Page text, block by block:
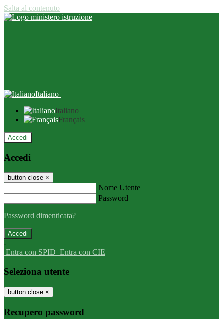
Salta al contenuto
Italiano
Italiano
Français
Accedi
Accedi
button close ×
Nome Utente
Password
Password dimenticata?
-
Entra con SPID Entra con CIE
Seleziona utente
button close ×
Recupero password